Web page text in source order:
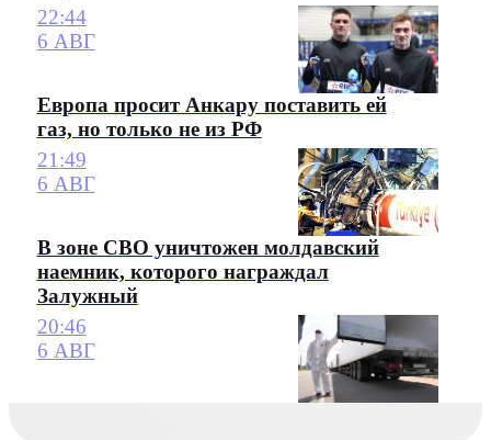
22:44
6 АВГ
Европа просит Анкару поставить ей
газ, но только не из РФ
21:49
6 АВГ
В зоне СВО уничтожен молдавский
наемник, которого награждал
Залужный
20:46
6 АВГ